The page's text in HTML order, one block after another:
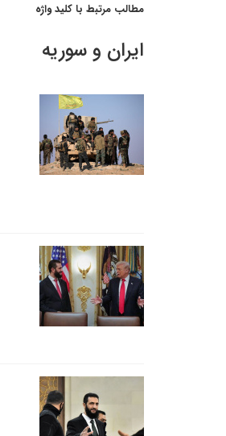
مطالب مرتبط با کلید واژه
ایران و سوریه